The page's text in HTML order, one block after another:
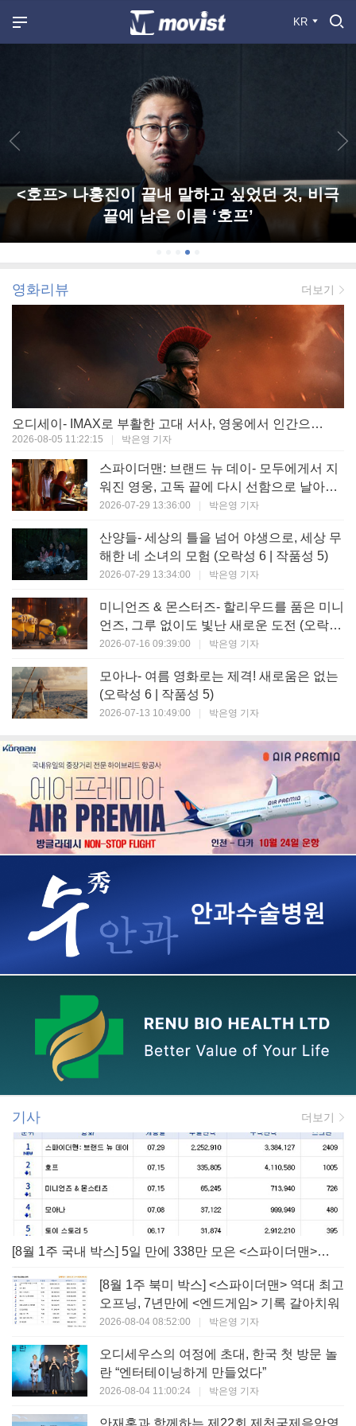
KR
<호프> 나홍진이 끝내 말하고 싶었던 것, 비극
끝에 남은 이름 ‘호프’
영화리뷰 더보기
오디세이- IMAX로 부활한 고대 서사, 영웅에서 인간으로의 귀환 (오락성 9 | 작품성 9)
2026-08-05 11:22:15 박은영 기자
스파이더맨: 브랜드 뉴 데이- 모두에게서 지
워진 영웅, 고독 끝에 다시 선함으로 날아오
르다 (오락성 8 | 작품성 8)
2026-07-29 13:36:00 박은영 기자
산양들- 세상의 틀을 넘어 야생으로, 세상 무
해한 네 소녀의 모험 (오락성 6 | 작품성 5)
2026-07-29 13:34:00 박은영 기자
미니언즈 & 몬스터즈- 할리우드를 품은 미니
언즈, 그루 없이도 빛난 새로운 도전 (오락성
7 | 작품성 6)
2026-07-16 09:39:00 박은영 기자
모아나- 여름 영화로는 제격! 새로움은 없는
(오락성 6 | 작품성 5)
2026-07-13 10:49:00 박은영 기자
기사 더보기
[8월 1주 국내 박스] 5일 만에 338만 모은 <스파이더맨> 극장가 235% 대반등, <호프>는 400만 돌파
[8월 1주 북미 박스] <스파이더맨> 역대 최고
오프닝, 7년만에 <엔드게임> 기록 갈아치워
2026-08-04 08:52:00 | 박은영 기자
오디세우스의 여정에 초대, 한국 첫 방문 놀
란 “엔터테이닝하게 만들었다”
2026-08-04 11:00:24 | 박은영 기자
안재홍과 함께하는 제22회 제천국제음악영